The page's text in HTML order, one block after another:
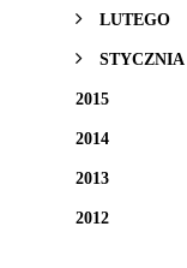
LUTEGO
STYCZNIA
2015
2014
2013
2012